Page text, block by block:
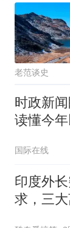
老范谈史
时政新
读懂今
国际在线
印度外
求，三